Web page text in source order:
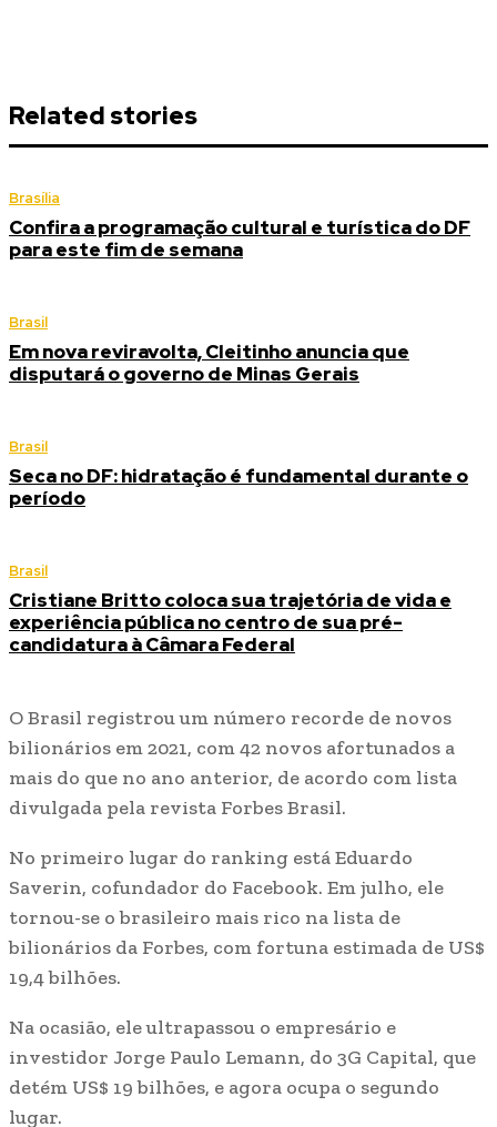
Related stories
Brasília
Confira a programação cultural e turística do DF
para este fim de semana
Brasil
Em nova reviravolta, Cleitinho anuncia que
disputará o governo de Minas Gerais
Brasil
Seca no DF: hidratação é fundamental durante o
período
Brasil
Cristiane Britto coloca sua trajetória de vida e
experiência pública no centro de sua pré-
candidatura à Câmara Federal
O Brasil registrou um número recorde de novos
bilionários em 2021, com 42 novos afortunados a
mais do que no ano anterior, de acordo com lista
divulgada pela revista Forbes Brasil.
No primeiro lugar do ranking está Eduardo
Saverin, cofundador do Facebook. Em julho, ele
tornou-se o brasileiro mais rico na lista de
bilionários da Forbes, com fortuna estimada de US$
19,4 bilhões.
Na ocasião, ele ultrapassou o empresário e
investidor Jorge Paulo Lemann, do 3G Capital, que
detém US$ 19 bilhões, e agora ocupa o segundo
lugar.